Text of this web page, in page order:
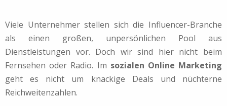
Viele Unternehmer stellen sich die Influencer-Branche
als einen großen, unpersönlichen Pool aus
Dienstleistungen vor. Doch wir sind hier nicht beim
Fernsehen oder Radio. Im sozialen Online Marketing
geht es nicht um knackige Deals und nüchterne
Reichweitenzahlen.